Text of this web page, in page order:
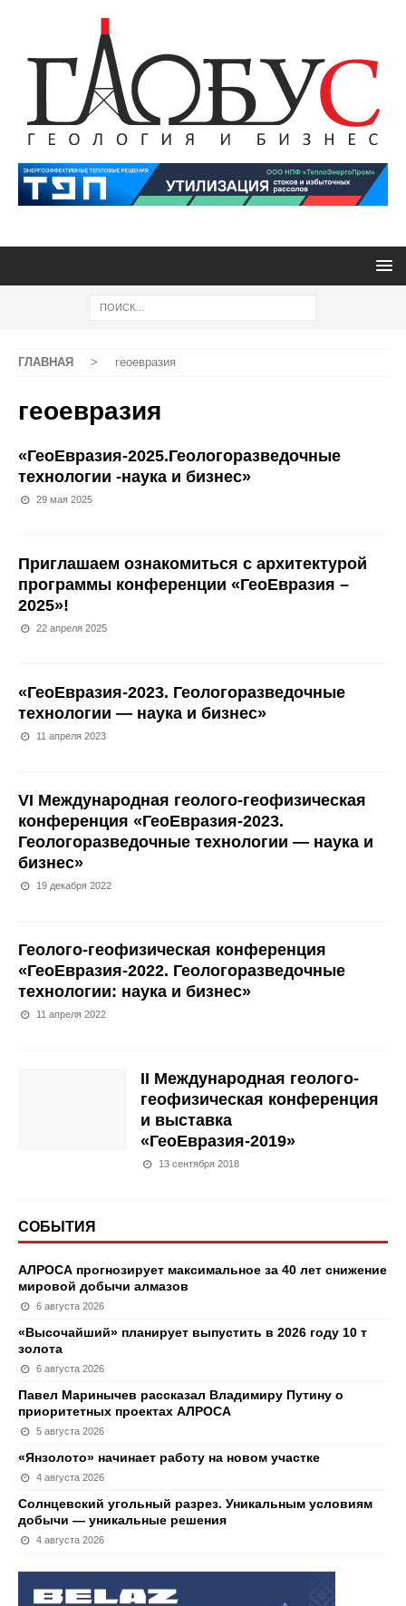
ГЛАВНАЯ > геоевразия
геоевразия
«ГеоЕвразия-2025.Геологоразведочные
технологии -наука и бизнес»
29 мая 2025
Приглашаем ознакомиться с архитектурой
программы конференции «ГеоЕвразия –
2025»!
22 апреля 2025
«ГеоЕвразия-2023. Геологоразведочные
технологии — наука и бизнес»
11 апреля 2023
VI Международная геолого-геофизическая
конференция «ГеоЕвразия-2023.
Геологоразведочные технологии — наука и
бизнес»
19 декабря 2022
Геолого-геофизическая конференция
«ГеоЕвразия-2022. Геологоразведочные
технологии: наука и бизнес»
11 апреля 2022
II Международная геолого-
геофизическая конференция
и выставка
«ГеоЕвразия-2019»
13 сентября 2018
СОБЫТИЯ
АЛРОСА прогнозирует максимальное за 40 лет снижение
мировой добычи алмазов
6 августа 2026
«Высочайший» планирует выпустить в 2026 году 10 т
золота
6 августа 2026
Павел Маринычев рассказал Владимиру Путину о
приоритетных проектах АЛРОСА
5 августа 2026
«Янзолото» начинает работу на новом участке
4 августа 2026
Солнцевский угольный разрез. Уникальным условиям
добычи — уникальные решения
4 августа 2026